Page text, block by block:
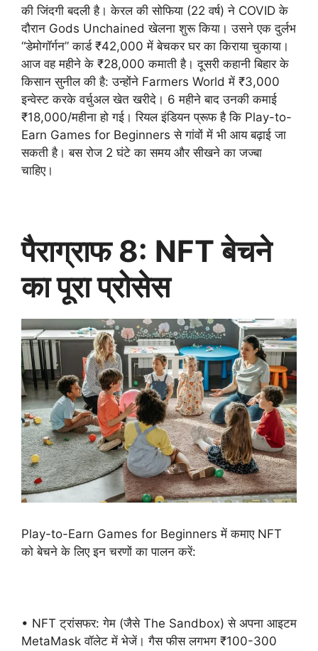
की जिंदगी बदली है। केरल की सोफिया (22 वर्ष) ने COVID के
दौरान Gods Unchained खेलना शुरू किया। उसने एक दुर्लभ
“डेमोगॉर्गन” कार्ड ₹42,000 में बेचकर घर का किराया चुकाया।
आज वह महीने के ₹28,000 कमाती है। दूसरी कहानी बिहार के
किसान सुनील की है: उन्होंने Farmers World में ₹3,000
इन्वेस्ट करके वर्चुअल खेत खरीदे। 6 महीने बाद उनकी कमाई
₹18,000/महीना हो गई। रियल इंडियन प्रूफ है कि Play-to-
Earn Games for Beginners से गांवों में भी आय बढ़ाई जा
सकती है। बस रोज 2 घंटे का समय और सीखने का जज्बा
चाहिए।
पैराग्राफ 8: NFT बेचने
का पूरा प्रोसेस
Play-to-Earn Games for Beginners में कमाए NFT
को बेचने के लिए इन चरणों का पालन करें:
• NFT ट्रांसफर: गेम (जैसे The Sandbox) से अपना आइटम
MetaMask वॉलेट में भेजें। गैस फीस लगभग ₹100-300